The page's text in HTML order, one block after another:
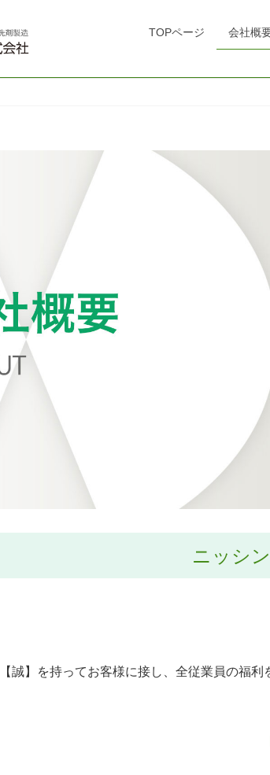
TOPページ 会社概
ニッシ
誠】を持ってお客様に接し、全従業員の福